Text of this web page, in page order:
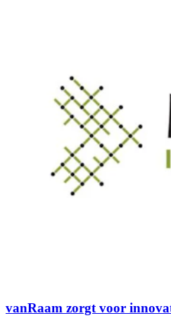
vanRaam zorgt voor